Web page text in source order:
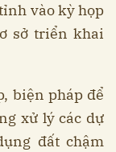
vào kỳ họp
sở triển khai
biện pháp để
xử lý các dự
đất chậm